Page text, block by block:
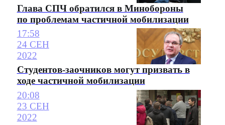
Глава СПЧ обратился в Минобороны
по проблемам частичной мобилизации
17:58
24 СЕН
2022
Студентов-заочников могут призвать в
ходе частичной мобилизации
20:08
23 СЕН
2022